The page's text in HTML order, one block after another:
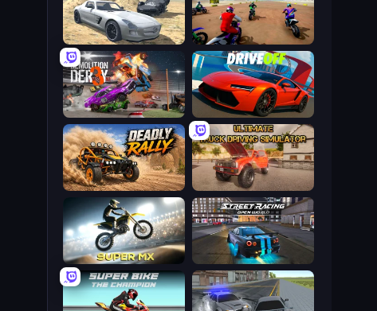
Super MX - The Champion
Derby Crash 2
DriveOff
Demolition Derby 3
Ultimate Truck Driving Simulator 2020
Deadly Rally
Super MX - Last Season